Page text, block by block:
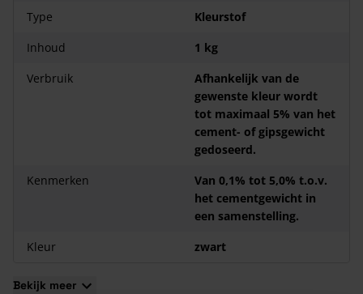
Niet uitspoelbaar
Type
Kleurstof
Inhoud
1 kg
Verbruik
Afhankelijk van de
gewenste kleur wordt
tot maximaal 5% van het
cement- of gipsgewicht
gedoseerd.
Kenmerken
Van 0,1% tot 5,0% t.o.v.
het cementgewicht in
een samenstelling.
Kleur
zwart
Bekijk meer